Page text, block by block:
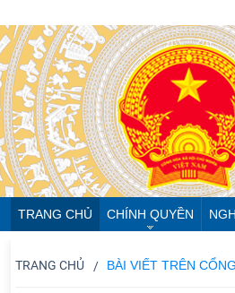
TRANG CHỦ CHÍNH QUYỀN
TRANG CHỦ BÀI VIẾT TRÊN